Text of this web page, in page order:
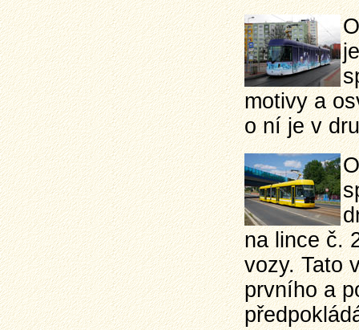
motivy a
o ní je v
na lince č.
vozy. Tato
prvního a